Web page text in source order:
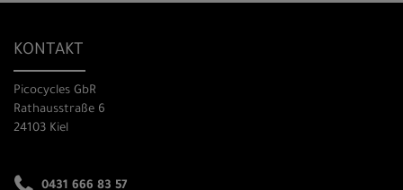
KONTAKT
Picocycles GbR
Rathausstraße 6
24103 Kiel
0431 666 83 57